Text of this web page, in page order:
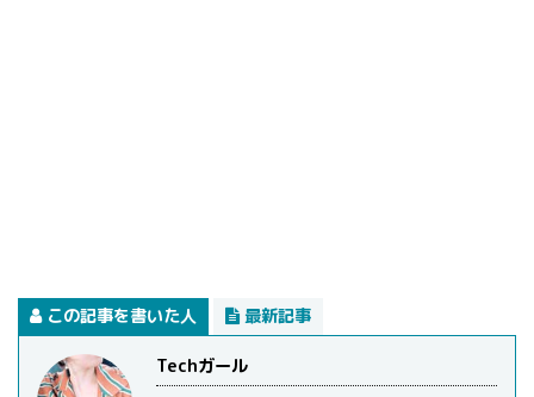
この記事を書いた人 最新記事
Techガール